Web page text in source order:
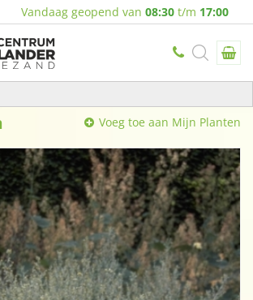
Vandaag geopend van 08:30 t/m 17:00
Voeg toe aan Mijn Planten